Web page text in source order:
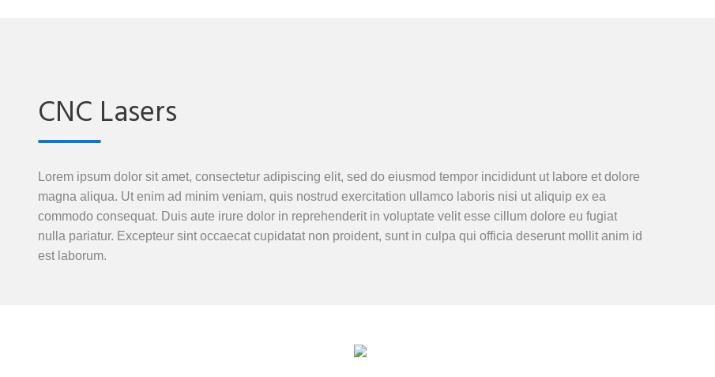
CNC Lasers
Lorem ipsum dolor sit amet, consectetur adipiscing elit, sed do eiusmod tempor incididunt ut labore et dolore
magna aliqua. Ut enim ad minim veniam, quis nostrud exercitation ullamco laboris nisi ut aliquip ex ea
commodo consequat. Duis aute irure dolor in reprehenderit in voluptate velit esse cillum dolore eu fugiat
nulla pariatur. Excepteur sint occaecat cupidatat non proident, sunt in culpa qui officia deserunt mollit anim id
est laborum.